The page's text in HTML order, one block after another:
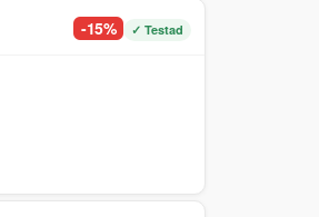
-15% ✓ Testad